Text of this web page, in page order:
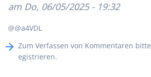
am Do, 06/05/2025 - 19:32
@@a4VDL
Zum Verfassen von Kommentaren bitte
egistrieren.